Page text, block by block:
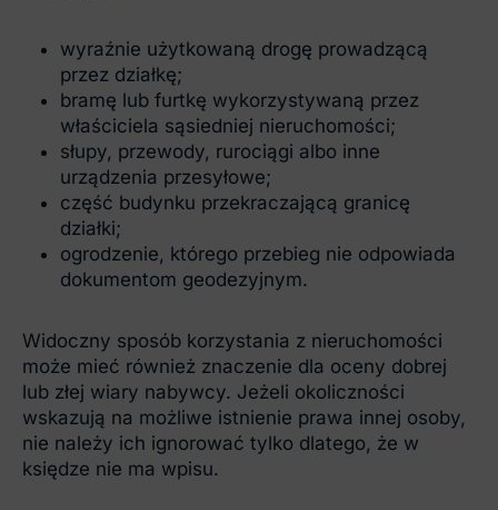
wyraźnie użytkowaną drogę prowadzącą
przez działkę;
bramę lub furtkę wykorzystywaną przez
właściciela sąsiedniej nieruchomości;
słupy, przewody, rurociągi albo inne
urządzenia przesyłowe;
część budynku przekraczającą granicę
działki;
ogrodzenie, którego przebieg nie odpowiada
dokumentom geodezyjnym.
Widoczny sposób korzystania z nieruchomości
może mieć również znaczenie dla oceny dobrej
lub złej wiary nabywcy. Jeżeli okoliczności
wskazują na możliwe istnienie prawa innej osoby,
nie należy ich ignorować tylko dlatego, że w
księdze nie ma wpisu.